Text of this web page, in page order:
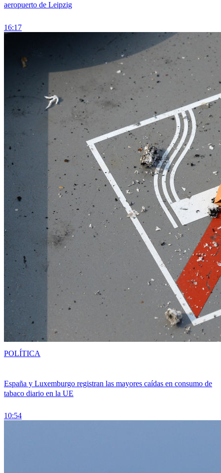
aeropuerto de Leipzig
16:17
España y Luxemburgo registran las mayores caídas en consumo de
tabaco diario en la UE
10:54
POLÍTICA